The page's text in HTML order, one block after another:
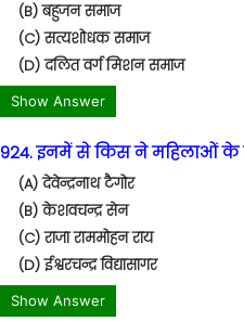
(B) बहुजन समाज
(C) सत्यशोधक समाज
(D) दलित वर्ग मिशन समाज
Show Answer
924. इनमें से किस ने महिलाओं के
(A) देवेन्द्रनाथ टैगोर
(B) केशवचन्द्र सेन
(C) राजा राममोहन राय
(D) ईश्वरचन्द्र विद्यासागर
Show Answer